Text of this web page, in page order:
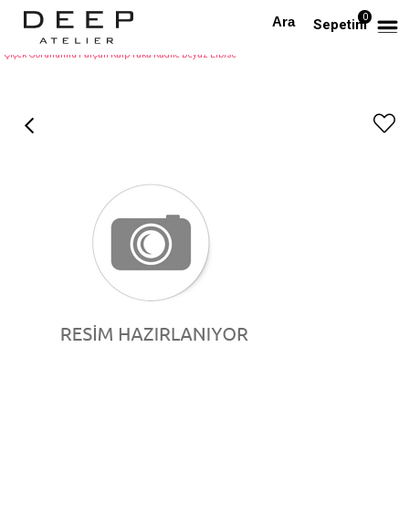
Sepetim0
Anasayfa TÜM ELBİSELER
Çiçek Görünümlü Parçalı Kalp Yaka Kadife Beyaz Elbise